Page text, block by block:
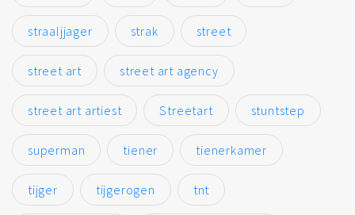
straaljjager strak street
street art street art agency
street art artiest Streetart stuntstep
superman tiener tienerkamer
tijger tijgerogen tnt